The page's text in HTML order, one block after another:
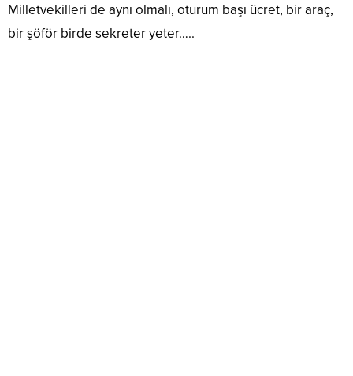
Milletvekilleri de aynı olmalı, oturum başı ücret, bir araç,
bir şöför birde sekreter yeter…..